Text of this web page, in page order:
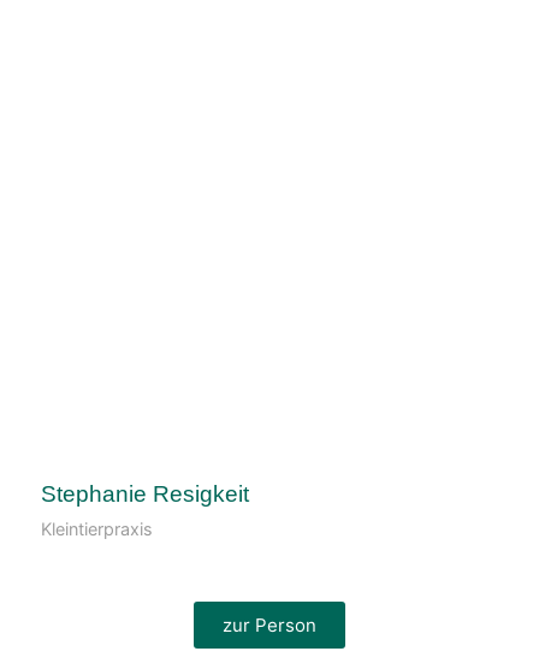
Stephanie Resigkeit
Kleintierpraxis
zur Person